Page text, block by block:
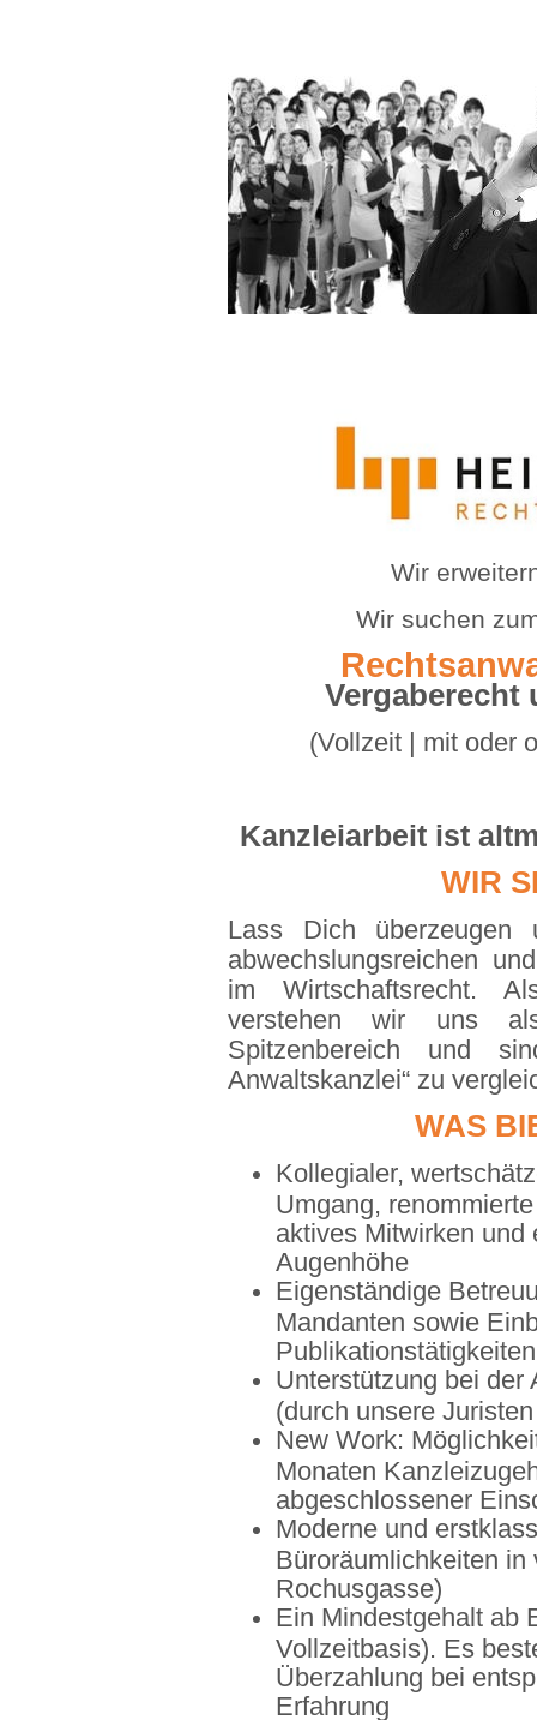
Wir
Wir suchen
Vergaberecht
(Vollzeit | mit oder
Kanzleiarbeit ist
WIR
Lass Dich überzeugen
abwechslungsreichen
im Wirtschaftsrecht.
verstehen wir uns
Spitzenbereich und
Anwaltskanzlei“ zu
WAS
Kollegialer,
Umgang,
aktives Mitwirken und
Augenhöhe
Eigenständige
Mandanten sowie
Publikationstätigkeiten
Unterstützung bei der
(durch unsere
New Work:
Monaten
abgeschlossener
Moderne und
Büroräumlichkeiten in
Rochusgasse)
Ein Mindestgehalt ab
Vollzeitbasis). Es
Überzahlung bei
Erfahrung